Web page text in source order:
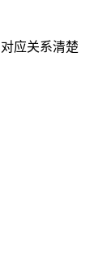
应关系清楚